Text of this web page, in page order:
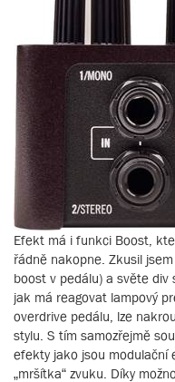
Efekt má i funkci Boost,
řádně nakopne. Zkusil
boost v pedálu) a světe div
jak má reagovat lampový
overdrive pedálu, lze
stylu. S tím samozřejmě
efekty jako jsou modulační
„mršítka“ zvuku. Díky